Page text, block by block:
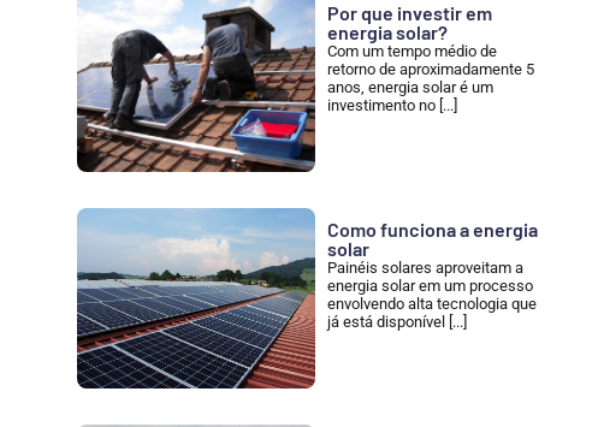
Por que investir em
energia solar?
Com um tempo médio de
retorno de aproximadamente 5
anos, energia solar é um
investimento no [...]
Como funciona a energia
solar
Painéis solares aproveitam a
energia solar em um processo
envolvendo alta tecnologia que
já está disponível [...]